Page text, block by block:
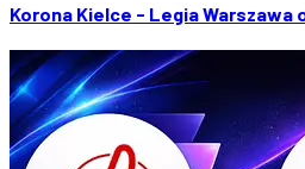
Korona Kielce - Legia Warszawa